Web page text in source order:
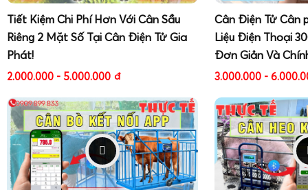
Tiết Kiệm Chi Phí Hơn Với Cân Sầu
Riêng 2 Mặt Số Tại Cân Điện Tử Gia
Phát!
2.000.000 - 5.000.000 đ
Cân Điện Tử Cân
Liệu Điện Thoại
Đơn Giản Và
3.000.000 -